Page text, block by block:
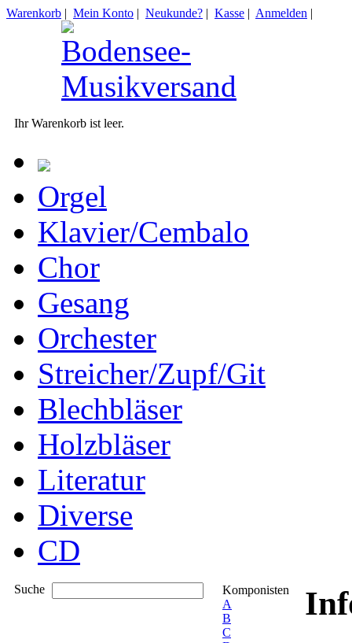
Warenkorb | Mein Konto | Neukunde? | Kasse | Anmelden |
Ihr Warenkorb ist leer.
Orgel
Klavier/Cembalo
Chor
Gesang
Orchester
Streicher/Zupf/Git
Blechbläser
Holzbläser
Literatur
Diverse
CD
Suche
Komponisten
A
B
C